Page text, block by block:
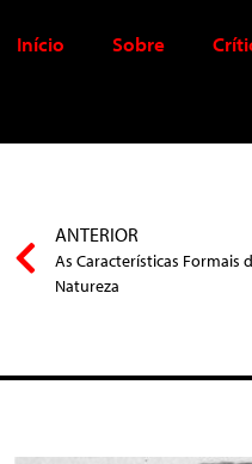
Início Sobre
ANTERIOR
As Características Formais
Natureza